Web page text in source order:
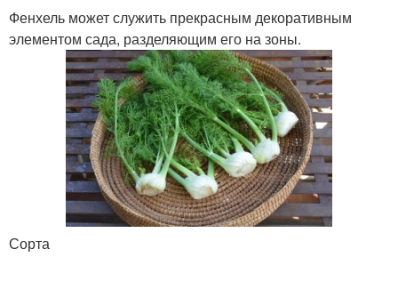
Фенхель может служить прекрасным декоративным
элементом сада, разделяющим его на зоны.
Сорта